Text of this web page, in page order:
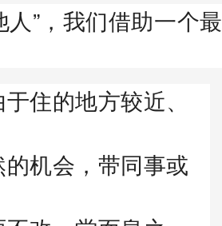
”，我们借助一个最
住的地方较近、
机会，带同事或